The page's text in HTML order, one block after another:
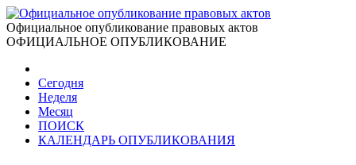
Официальное опубликование правовых актов
ОФИЦИАЛЬНОЕ ОПУБЛИКОВАНИЕ
Сегодня
Неделя
Месяц
ПОИСК
КАЛЕНДАРЬ ОПУБЛИКОВАНИЯ